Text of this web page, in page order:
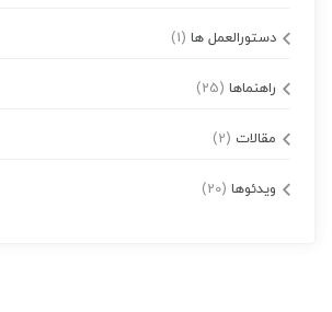
دستورالعمل ها(1)
راهنماها(25)
مقالات (2)
ویدئوها(20)